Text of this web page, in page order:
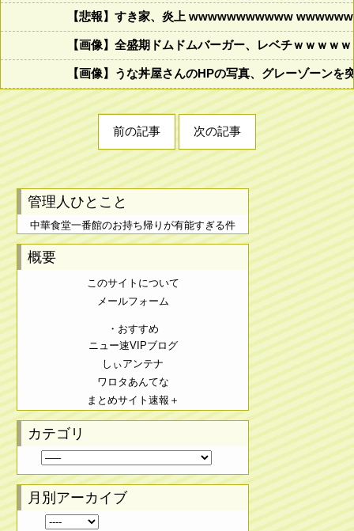
【悲報】すき家、炎上 wwwwwwwwwww
【画像】全盛期ドムドムバーガー、レベチｗｗｗｗ
【画像】うな丼屋さんのHPの写真、グレーゾーンを
前の記事 次の記事
管理人ひとこと
中華食堂一番館のお持ち帰りが有能すぎる件
概要
このサイトについて
メールフォーム
・おすすめ
ニュー速VIPブログ
しぃアンテナ
ワロタあんてな
まとめサイト速報＋
カテゴリ
月別アーカイブ